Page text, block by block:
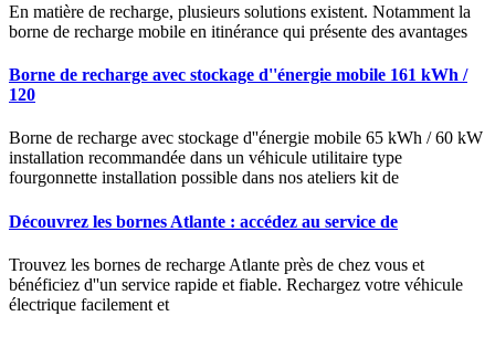
En matière de recharge, plusieurs solutions existent. Notamment la
borne de recharge mobile en itinérance qui présente des avantages
Borne de recharge avec stockage d''énergie mobile 161 kWh /
120
Borne de recharge avec stockage d''énergie mobile 65 kWh / 60 kW
installation recommandée dans un véhicule utilitaire type
fourgonnette installation possible dans nos ateliers kit de
Découvrez les bornes Atlante : accédez au service de
Trouvez les bornes de recharge Atlante près de chez vous et
bénéficiez d''un service rapide et fiable. Rechargez votre véhicule
électrique facilement et